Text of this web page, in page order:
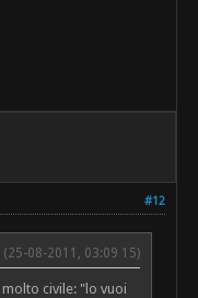
#12
(25-08-2011, 03:09 15)
civile: "lo vuoi